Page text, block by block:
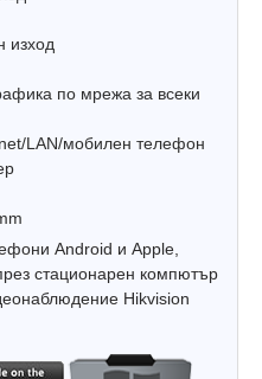
изход
по мрежа за всеки
LAN/мобилен телефон
Android и Apple,
стационарен компютър
Hikvision